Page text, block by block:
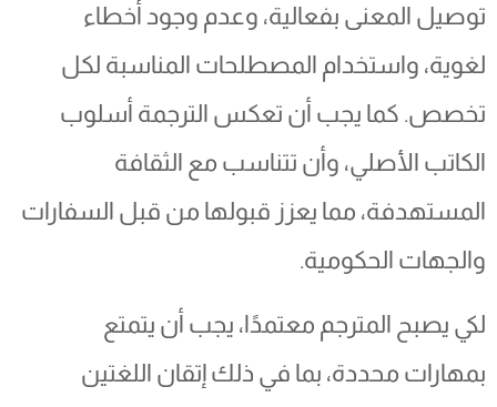
توصيل المعنى بفعالية، وعدم وجود أخطاء
لغوية، واستخدام المصطلحات المناسبة لكل
تخصص. كما يجب أن تعكس الترجمة أسلوب
الكاتب الأصلي، وأن تتناسب مع الثقافة
المستهدفة، مما يعزز قبولها من قبل السفارات
والجهات الحكومية.
لكي يصبح المترجم معتمدًا، يجب أن يتمتع
بمهارات محددة، بما في ذلك إتقان اللغتين